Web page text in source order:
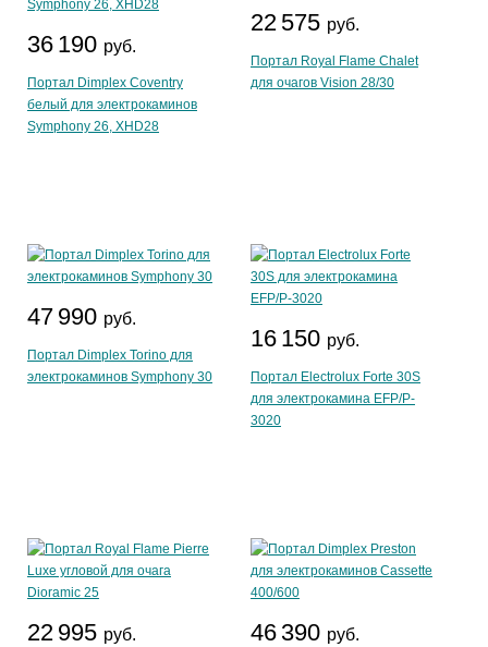
36 190 руб.
Портал Dimplex Coventry
белый для электрокаминов
Symphony 26, XHD28
22 575 руб.
Портал Royal Flame Chalet
для очагов Vision 28/30
47 990 руб.
Портал Dimplex Torino для
электрокаминов Symphony 30
16 150 руб.
Портал Electrolux Forte 30S
для электрокамина EFP/P-
3020
22 995 руб. 46 390 руб.